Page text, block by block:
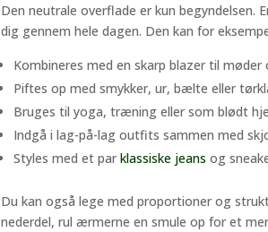
Den neutrale overflade er kun
dig gennem hele dagen. Den kan for
Kombineres med en skarp blazer til
Piftes op med smykker, ur, bælte eller
Bruges til yoga, træning eller som blødt
Indgå i lag-på-lag outfits sammen med
Styles med et parklassiske jeans og
Du kan også lege med proportioner og
nederdel, rul ærmerne en smule op for et